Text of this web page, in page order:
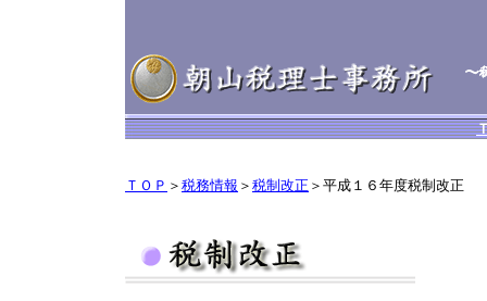
ＴＯＰ ＞ 税務情報 ＞ 税制改正 ＞平成１６年度税制改正